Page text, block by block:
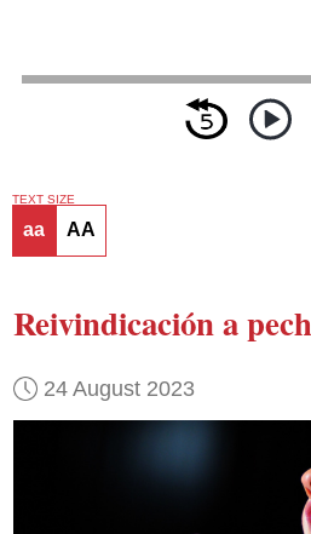
TEXT SIZE
aa AA
Reivindicación a
24 August 2023